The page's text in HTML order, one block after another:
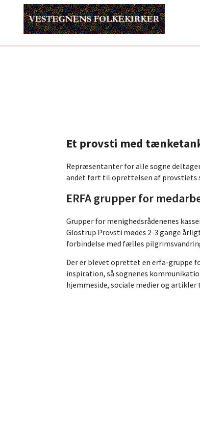
Et provsti med
Repræsentanter for alle sogne
andet ført til oprettelsen af provstiets
ERFA grupper for
Grupper for menighedsrådenenes
Glostrup Provsti mødes 2-3 gange
forbindelse med fælles
Der er blevet oprettet en erfa-gruppe
inspiration, så sognenes
hjemmeside, sociale medier og